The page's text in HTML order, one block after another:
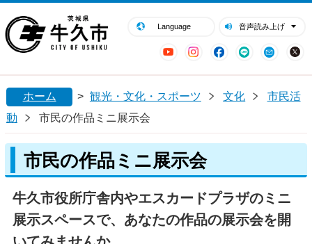
Language 音声読み上げ
YouTubeInstagram
Facebook
LINE Mail
閉じる
ホーム > 観光・文化・スポーツ 文化
市民活
動
市民の作品ミニ展示会
市民の作品ミニ展示会
牛久市役所庁舎内やエスカードプラザのミニ
展示スペースで、あなたの作品の展示会を開